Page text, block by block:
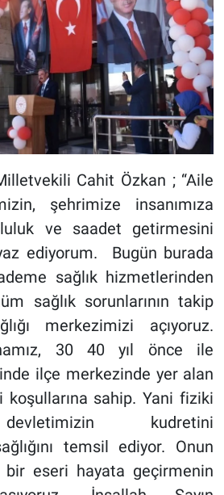
Cahit Özkan ; “Aile
şehrimize insanımıza
ve saadet getirmesini
ediyorum. Bugün burada
sağlık hizmetlerinden
sağlık sorunlarının takip
merkezimizi açıyoruz.
30 40 yıl önce ile
ilçe merkezinde yer alan
sahip. Yani fiziki
kudretini
temsil ediyor. Onun
eseri hayata geçirmenin